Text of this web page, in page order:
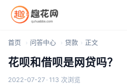
首页 问答中心 贷款 正文
花呗和借呗是网贷吗？
2022-07-27 · 113 次浏览